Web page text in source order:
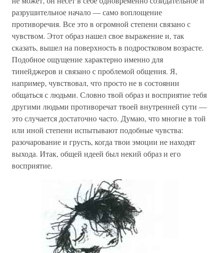
разрушительное начало — само воплощение
противоречия. Все это в огромной степени связано с
чувством. Этот образ нашел свое выражение и, так
сказать, вышел на поверхность в подростковом возрасте.
Подобное ощущение характерно именно для
тинейджеров и связано с проблемой общения. Я,
например, чувствовал, что просто не в состоянии
общаться с людьми. Словно твой образ и восприятие тебя
другими людьми противоречат твоей внутренней сути —
это случается достаточно часто. Думаю, что многие в той
или иной степени испытывают подобные чувства:
разочарование и грусть, когда твои эмоции не находят
выхода. Итак, общей идеей был некий образ и его
восприятие.